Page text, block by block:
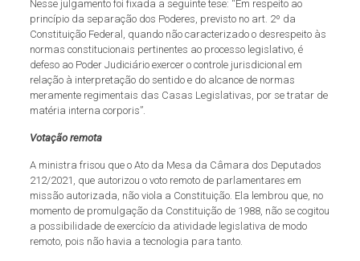
Nesse julgamento foi fixada a seguinte tese: “Em respeito ao
princípio da separação dos Poderes, previsto no art. 2º da
Constituição Federal, quando não caracterizado o desrespeito às
normas constitucionais pertinentes ao processo legislativo, é
defeso ao Poder Judiciário exercer o controle jurisdicional em
relação à interpretação do sentido e do alcance de normas
meramente regimentais das Casas Legislativas, por se tratar de
matéria interna corporis”.
Votação remota
A ministra frisou que o Ato da Mesa da Câmara dos Deputados
212/2021, que autorizou o voto remoto de parlamentares em
missão autorizada, não viola a Constituição. Ela lembrou que, no
momento de promulgação da Constituição de 1988, não se cogitou
a possibilidade de exercício da atividade legislativa de modo
remoto, pois não havia a tecnologia para tanto.